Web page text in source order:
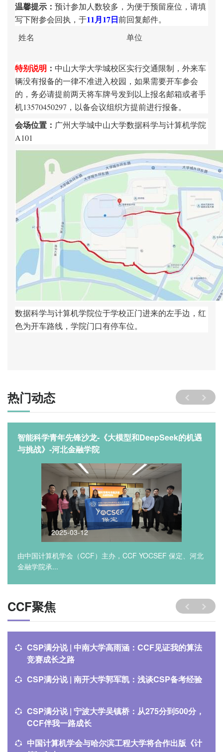
温馨提示： 预计参加人数较多，为便于预留座位，请填
写下附参会回执，于11月17日前回复邮件。
姓名 单位
特别说明 ： 中山大学大学城校区实行交通限制，外来车
辆没有报备的一律不准进入校园，如果需要开车参会
的，务必请提前两天将车牌号发到以上报名邮箱或者手
机13570450297 ，以备会议组织方提前进行报备。
会场位置： 广州大学城中山大学数据科学与计算机学院
A101
数据科学与计算机学院位于学校正门进来的左手边，红
色为开车路线，学院门口有停车位。
热门动态
智能科学青年先锋沙龙-《大模型和DeepSeek的机遇
与挑战》-河北金融学院
2025-03-12
由中国计算机学会（CCF）主办，CCF YOCSEF 保定、河北
金融学院承...
CCF聚焦
CSP满分说 | 中南大学高雨涵：CCF见证我的算法
竞赛成长之路
CSP满分说 | 南开大学郭军凯：浅谈CSP备考经验
CSP满分说 | 宁波大学吴镇桥：从275分到500分，
CCF伴我一路成长
中国计算机学会与哈尔滨工程大学将合作出版《计